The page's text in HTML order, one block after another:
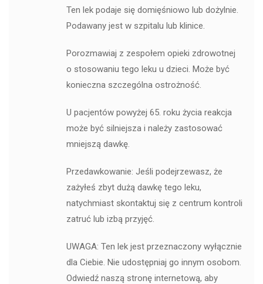
Ten lek podaje się domięśniowo lub dożylnie.
Podawany jest w szpitalu lub klinice.
Porozmawiaj z zespołem opieki zdrowotnej
o stosowaniu tego leku u dzieci. Może być
konieczna szczególna ostrożność.
U pacjentów powyżej 65. roku życia reakcja
może być silniejsza i należy zastosować
mniejszą dawkę.
Przedawkowanie: Jeśli podejrzewasz, że
zażyłeś zbyt dużą dawkę tego leku,
natychmiast skontaktuj się z centrum kontroli
zatruć lub izbą przyjęć.
UWAGA: Ten lek jest przeznaczony wyłącznie
dla Ciebie. Nie udostępniaj go innym osobom.
Odwiedź naszą stronę internetową, aby